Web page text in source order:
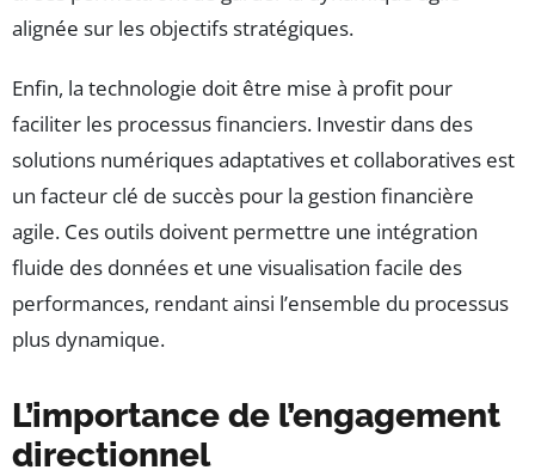
alignée sur les objectifs stratégiques.
Enfin, la technologie doit être mise à profit pour
faciliter les processus financiers. Investir dans des
solutions numériques adaptatives et collaboratives est
un facteur clé de succès pour la gestion financière
agile. Ces outils doivent permettre une intégration
fluide des données et une visualisation facile des
performances, rendant ainsi l’ensemble du processus
plus dynamique.
L’importance de l’engagement
directionnel